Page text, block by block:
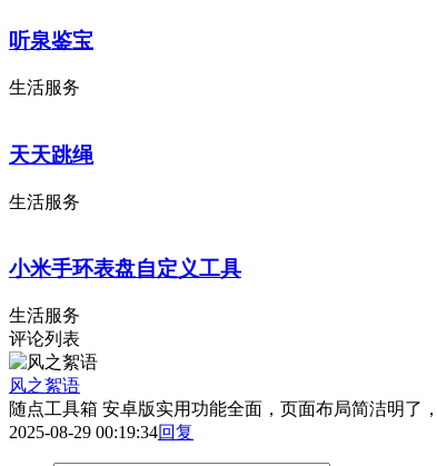
听泉鉴宝
生活服务
天天跳绳
生活服务
小米手环表盘自定义工具
生活服务
评论列表
风之絮语
随点工具箱 安卓版实用功能全面，页面布局简洁明了
2025-08-29 00:19:34回复